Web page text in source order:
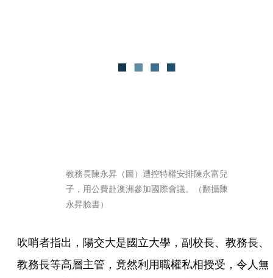
教務長陳永昇（圖）遭控特權安排陳永富兒
子，用公費赴澳洲參加國際會議。（翻攝陳
永昇臉書）
吹哨者指出，陽交大是國立大學，副校長、教務長、
教務長等高層主管，竟然利用職權私相授受，令人無